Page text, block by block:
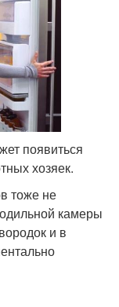
появиться
хозяек.
тоже не
камеры
и в